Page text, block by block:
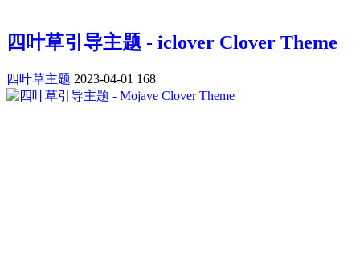
四叶草引导主题 - iclover Clover Theme
四叶草主题 2023-04-01 168